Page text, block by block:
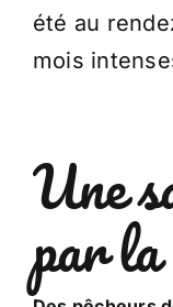
été au
mois
Une
par